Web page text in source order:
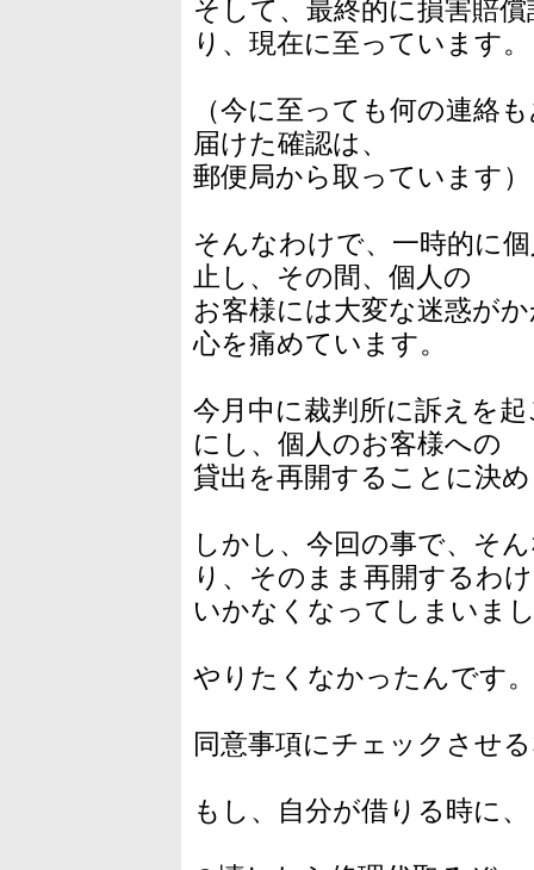
そして、最終的に損害賠
り、現在に至っています。
（今に至っても何の連絡
届けた確認は、
郵便局から取っています）
そんなわけで、一時的に
止し、その間、個人の
お客様には大変な迷惑が
心を痛めています。
今月中に裁判所に訴えを
にし、個人のお客様への
貸出を再開することに決
しかし、今回の事で、そ
り、そのまま再開するわ
いかなくなってしまいま
やりたくなかったんです。
同意事項にチェックさせ
もし、自分が借りる時に、